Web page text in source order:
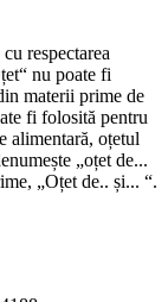
respectarea
nu poate fi
materii prime de
fi folosită pentru
alimentară, oțetul
„oțet de...
„Oțet de.. și... “.